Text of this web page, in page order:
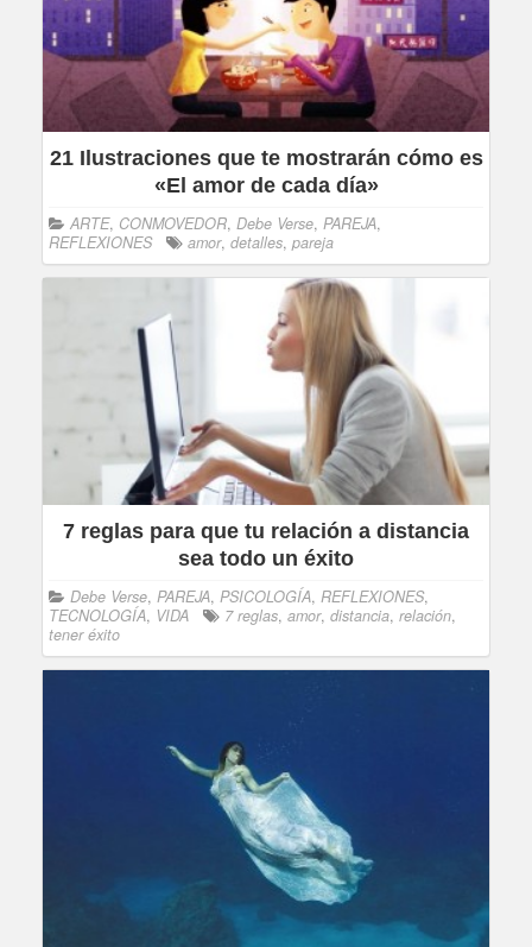
21 Ilustraciones que te mostrarán cómo es
«El amor de cada día»
ARTE, CONMOVEDOR, Debe Verse, PAREJA,
REFLEXIONES
amor, detalles, pareja
7 reglas para que tu relación a distancia
sea todo un éxito
Debe Verse, PAREJA, PSICOLOGÍA, REFLEXIONES,
TECNOLOGÍA, VIDA 7 reglas, amor, distancia, relación,
tener éxito